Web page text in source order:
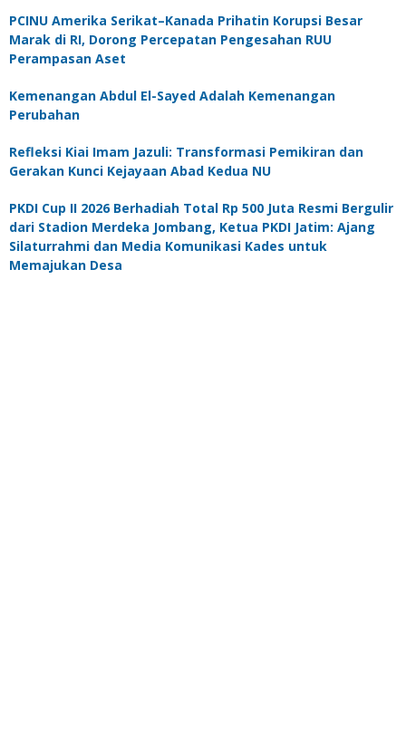
PCINU Amerika Serikat–Kanada Prihatin Korupsi Besar
Marak di RI, Dorong Percepatan Pengesahan RUU
Perampasan Aset
Kemenangan Abdul El-Sayed Adalah Kemenangan
Perubahan
Refleksi Kiai Imam Jazuli: Transformasi Pemikiran dan
Gerakan Kunci Kejayaan Abad Kedua NU
PKDI Cup II 2026 Berhadiah Total Rp 500 Juta Resmi Bergulir
dari Stadion Merdeka Jombang, Ketua PKDI Jatim: Ajang
Silaturrahmi dan Media Komunikasi Kades untuk
Memajukan Desa